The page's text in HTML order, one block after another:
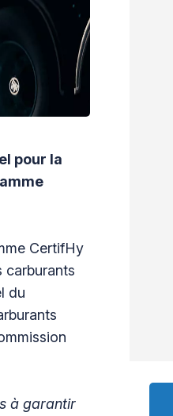
pour la
CertifHy
carburants
du
à garantir